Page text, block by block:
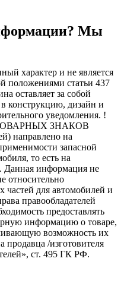
Мы
характер и не является
положениями статьи 437
оставляет за собой
конструкцию, дизайн и
уведомления. !
ТОВАРНЫХ ЗНАКОВ
направлено на
запасной
то есть на
Данная информация не
относительно
частей для автомобилей и
правообладателей
предоставлять
информацию о товаре,
возможность их
продавца /изготовителя
ст. 495 ГК РФ.